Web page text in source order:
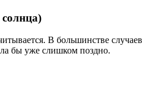
В большинстве случаев
бы уже слишком поздно.